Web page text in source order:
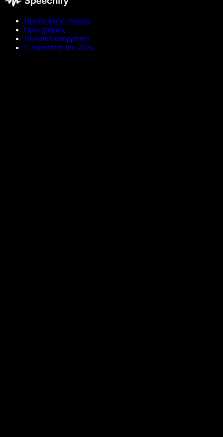
Προτιμήσεις cookies
Όροι χρήσης
Πολιτική απορρήτου
© Speechify Inc 2026